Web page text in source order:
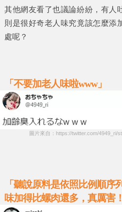
其他網友看了也議論紛紛，有人
則是很好奇老人味究竟該怎麼添
處呢？
「不要加老人味啦www」
圖片來自：https://twitter.com/4949_ri/
「聽說原料是依照比例順序
味加得比螺肉還多，真厲害！